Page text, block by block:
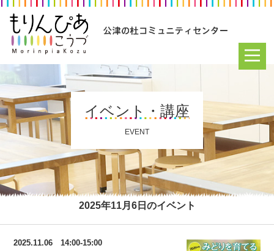
イベント・講座
EVENT
2025年11月6日のイベント
2025.11.06 14:00-15:00